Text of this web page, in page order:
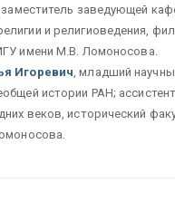
заведующей
и религиоведения,
имени М.В. Ломоносова.
Игоревич, младший
истории РАН;
веков, исторический